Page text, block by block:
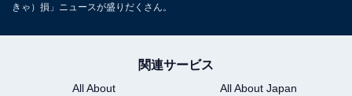
きゃ）損」ニュースが盛りだくさん。
関連サービス
All About
All About Japan